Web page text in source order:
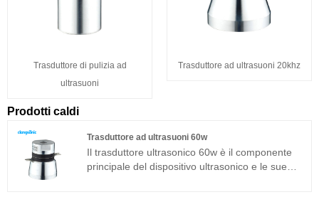
Trasduttore di pulizia ad
ultrasuoni
Trasduttore ad ultrasuoni 20khz
Prodotti caldi
Trasduttore ad ultrasuoni 60w
Il trasduttore ultrasonico 60w è il componente
principale del dispositivo ultrasonico e le sue